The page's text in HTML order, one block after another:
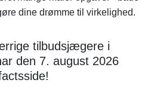
dine drømme til virkelighed.
tilbudsjægere i
den 7. august 2026